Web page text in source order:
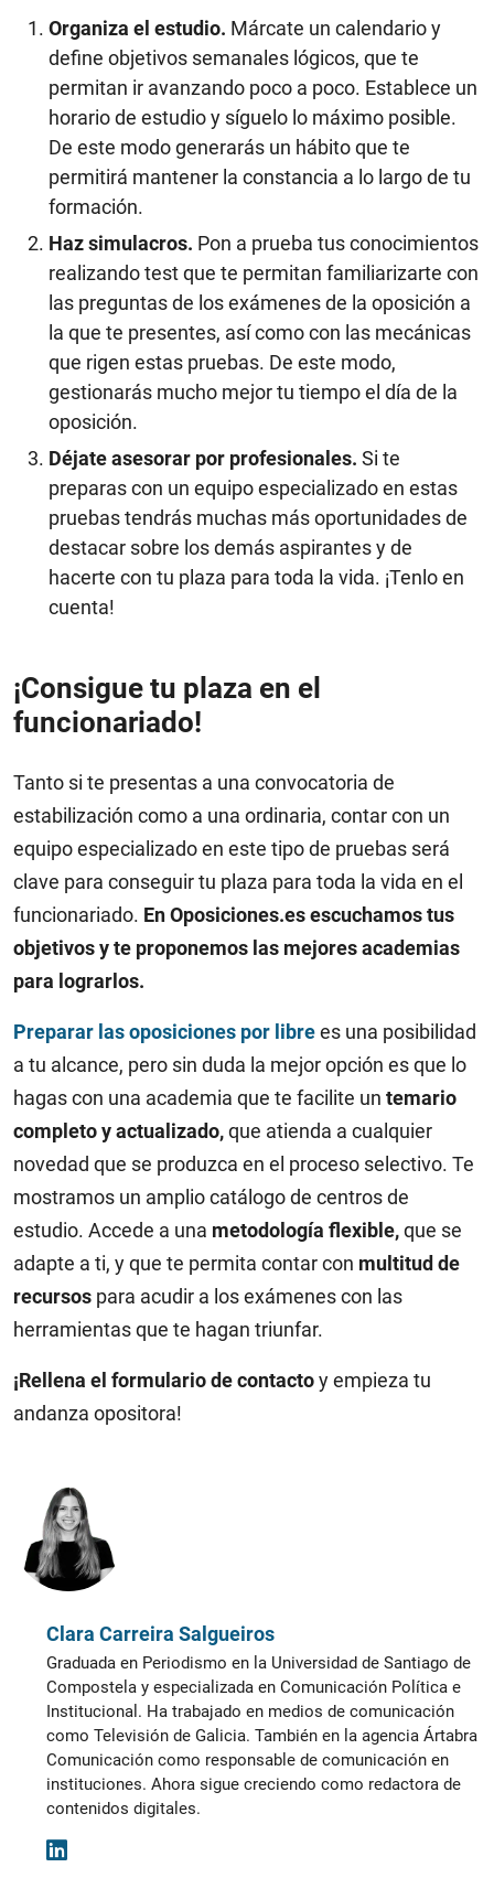
Organiza el estudio. Márcate un calendario y
define objetivos semanales lógicos, que te
permitan ir avanzando poco a poco. Establece un
horario de estudio y síguelo lo máximo posible.
De este modo generarás un hábito que te
permitirá mantener la constancia a lo largo de tu
formación.
Haz simulacros. Pon a prueba tus conocimientos
realizando test que te permitan familiarizarte con
las preguntas de los exámenes de la oposición a
la que te presentes, así como con las mecánicas
que rigen estas pruebas. De este modo,
gestionarás mucho mejor tu tiempo el día de la
oposición.
Déjate asesorar por profesionales. Si te
preparas con un equipo especializado en estas
pruebas tendrás muchas más oportunidades de
destacar sobre los demás aspirantes y de
hacerte con tu plaza para toda la vida. ¡Tenlo en
cuenta!
¡Consigue tu plaza en el
funcionariado!
Tanto si te presentas a una convocatoria de
estabilización como a una ordinaria, contar con un
equipo especializado en este tipo de pruebas será
clave para conseguir tu plaza para toda la vida en el
funcionariado. En Oposiciones.es escuchamos tus
objetivos y te proponemos las mejores academias
para lograrlos.
Preparar las oposiciones por librees una posibilidad
a tu alcance, pero sin duda la mejor opción es que lo
hagas con una academia que te facilite un temario
completo y actualizado,que atienda a cualquier
novedad que se produzca en el proceso selectivo. Te
mostramos un amplio catálogo de centros de
estudio. Accede a una metodología flexible,que se
adapte a ti, y que te permita contar con multitud de
recursos para acudir a los exámenes con las
herramientas que te hagan triunfar.
¡Rellena el formulario de contactoy empieza tu
andanza opositora!
Clara Carreira Salgueiros
Graduada en Periodismo en la Universidad de Santiago de
Compostela y especializada en Comunicación Política e
Institucional. Ha trabajado en medios de comunicación
como Televisión de Galicia. También en la agencia Ártabra
Comunicación como responsable de comunicación en
instituciones. Ahora sigue creciendo como redactora de
contenidos digitales.